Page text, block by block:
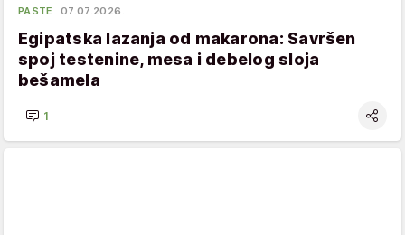
PASTE 07.07.2026.
Egipatska lazanja od makarona: Savršen
spoj testenine, mesa i debelog sloja
bešamela
1